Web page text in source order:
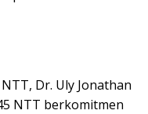
Dr. Uly Jonathan
NTT berkomitmen